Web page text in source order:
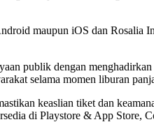
maupun iOS dan Rosalia
publik dengan
selama momen liburan
keaslian tiket dan
di Playstore & App Store,